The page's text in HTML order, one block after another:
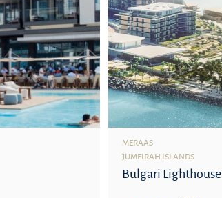
MERAAS
JUMEIRAH ISLANDS
Bulgari Lighthouse